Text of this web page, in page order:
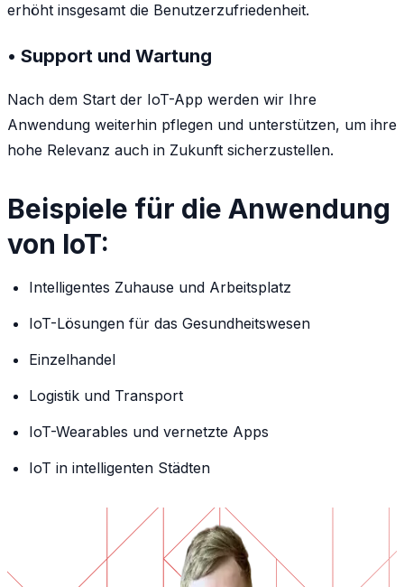
erhöht insgesamt die Benutzerzufriedenheit.
• Support und Wartung
Nach dem Start der IoT-App werden wir Ihre
Anwendung weiterhin pflegen und unterstützen, um ihre
hohe Relevanz auch in Zukunft sicherzustellen.
Beispiele für die Anwendung
von IoT:
Intelligentes Zuhause und Arbeitsplatz
IoT-Lösungen für das Gesundheitswesen
Einzelhandel
Logistik und Transport
IoT-Wearables und vernetzte Apps
IoT in intelligenten Städten